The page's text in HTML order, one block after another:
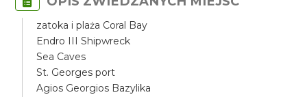
zatoka i plaża Coral Bay
Endro III Shipwreck
Sea Caves
St. Georges port
Agios Georgios Bazylika